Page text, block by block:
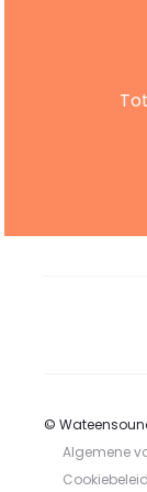
©
Algemene